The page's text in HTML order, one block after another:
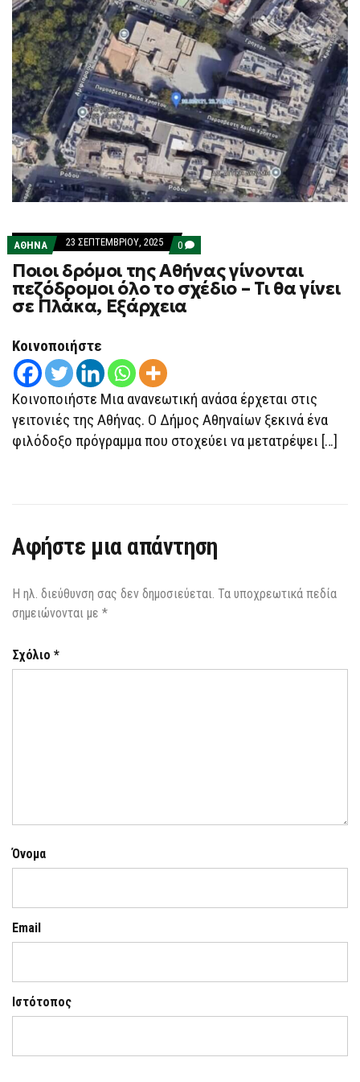
ΑΘΗΝΑ 23 ΣΕΠΤΕΜΒΡΊΟΥ, 2025 0 COMMENTS
ON
ΠΟΙΟΙ
ΔΡΌΜΟΙ
ΤΗΣ
ΑΘΉΝΑΣ
ΘΑ
ΣΕ
ΠΛΆΚΑ,
ΕΞΆΡΧΕΙΑ
Ποιοι δρόμοι της Αθήνας γίνονται
πεζόδρομοι όλο το σχέδιο – Τι θα γίνει
σε Πλάκα, Εξάρχεια
Κοινοποιήστε
Κοινοποιήστε Μια ανανεωτική ανάσα έρχεται στις
γειτονιές της Αθήνας. Ο Δήμος Αθηναίων ξεκινά ένα
φιλόδοξο πρόγραμμα που στοχεύει να μετατρέψει […]
Αφήστε μια απάντηση
Η ηλ. διεύθυνση σας δεν δημοσιεύεται. Τα υποχρεωτικά πεδία
σημειώνονται με *
Σχόλιο *
Όνομα
Email
Ιστότοπος